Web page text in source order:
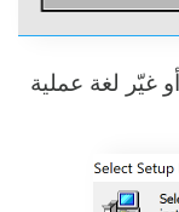
غيّر لغة عملية